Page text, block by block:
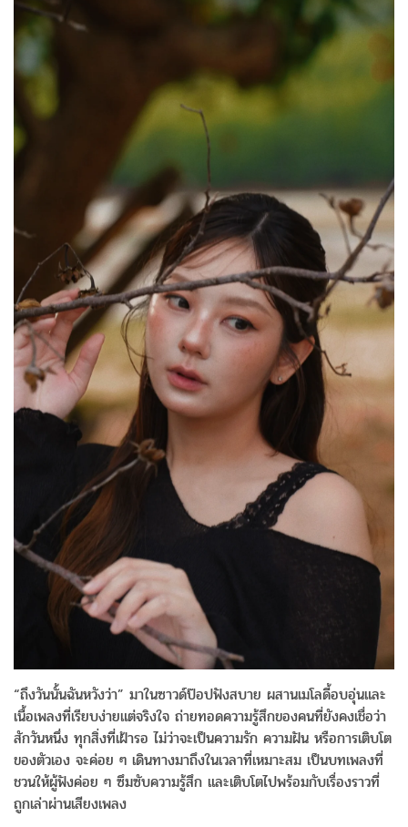
“ถึงวันนั้นฉันหวังว่า” มาในซาวด์ป๊อปฟังสบาย ผสานเมโลดี้อบอุ่นและ
เนื้อเพลงที่เรียบง่ายแต่จริงใจ ถ่ายทอดความรู้สึกของคนที่ยังคงเชื่อว่า
สักวันหนึ่ง ทุกสิ่งที่เฝ้ารอ ไม่ว่าจะเป็นความรัก ความฝัน หรือการเติบโต
ของตัวเอง จะค่อย ๆ เดินทางมาถึงในเวลาที่เหมาะสม เป็นบทเพลงที่
ชวนให้ผู้ฟังค่อย ๆ ซึมซับความรู้สึก และเติบโตไปพร้อมกับเรื่องราวที่
ถูกเล่าผ่านเสียงเพลง